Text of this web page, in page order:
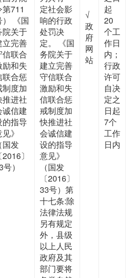
第711
） 《国
院关于
立完善
信联合
励和失
联合惩
制度加
推进社
诚信建
的指导
》
（国发
〔2016〕
）
定社会影
响的行政
处罚决
定。 《国
务院关于
建立完善
守信联合
激励和失
信联合惩
戒制度加
快推进社
会诚信建
设的指导
意见》
（国发
〔2016〕
33号）第
十七条:除
法律法规
另有规定
外，县级
以上人民
政府及其
部门要将
√
政
府
网
站
起
20
个工
作日
内；
行政
许可
自决
定之
日起
7个
工作
日内